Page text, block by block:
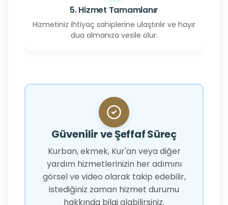
5. Hizmet Tamamlanır
Hizmetiniz ihtiyaç sahiplerine ulaştırılır ve hayır
dua almanıza vesile olur.
Güvenilir ve Şeffaf Süreç
Kurban, ekmek, Kur'an veya diğer
yardım hizmetlerinizin her adımını
görsel ve video olarak takip edebilir,
istediğiniz zaman hizmet durumu
hakkında bilgi alabilirsiniz.